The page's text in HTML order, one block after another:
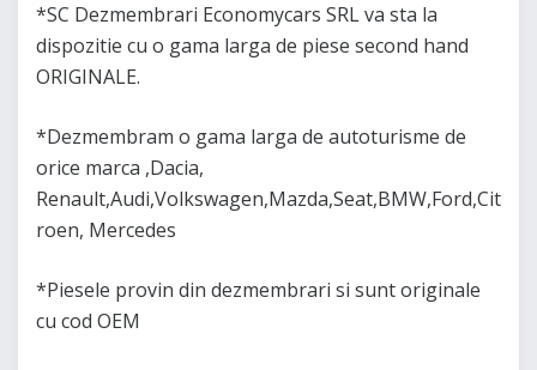
*SC Dezmembrari Economycars SRL va sta la
dispozitie cu o gama larga de piese second hand
ORIGINALE.
*Dezmembram o gama larga de autoturisme de
orice marca ,Dacia,
Renault,Audi,Volkswagen,Mazda,Seat,BMW,Ford,Cit
roen, Mercedes
*Piesele provin din dezmembrari si sunt originale
cu cod OEM